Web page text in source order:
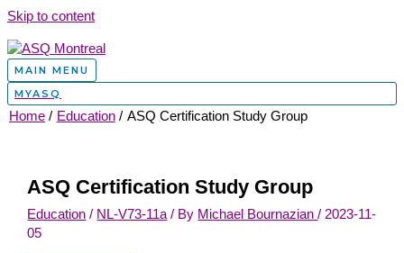
Skip to content
MAIN MENU
MYASQ
Home Education ASQ Certification Study Group
ASQ Certification Study Group
Education / NL-V73-11a / By Michael Bournazian/ 2023-11-
05